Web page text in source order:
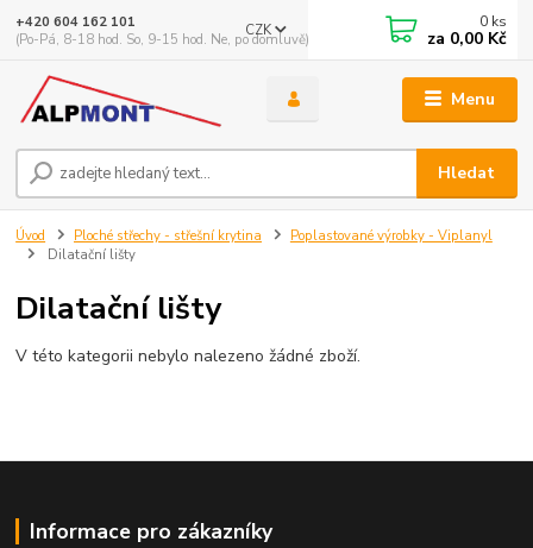
Menu
CZK
Hledat
+420 604 162 101
(Po-Pá, 8-18 hod. So, 9-15 hod. Ne, po domluvě)
0 ks
za 0,00 Kč
Úvod Ploché střechy - střešní krytina
Poplastované výrobky - Viplanyl
Dilatační lišty
Dilatační lišty
V této kategorii nebylo nalezeno žádné zboží.
Informace pro zákazníky